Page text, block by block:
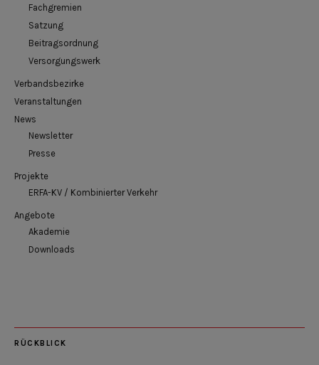
Fachgremien
Satzung
Beitragsordnung
Versorgungswerk
Verbandsbezirke
Veranstaltungen
News
Newsletter
Presse
Projekte
ERFA-KV / Kombinierter Verkehr
Angebote
Akademie
Downloads
RÜCKBLICK